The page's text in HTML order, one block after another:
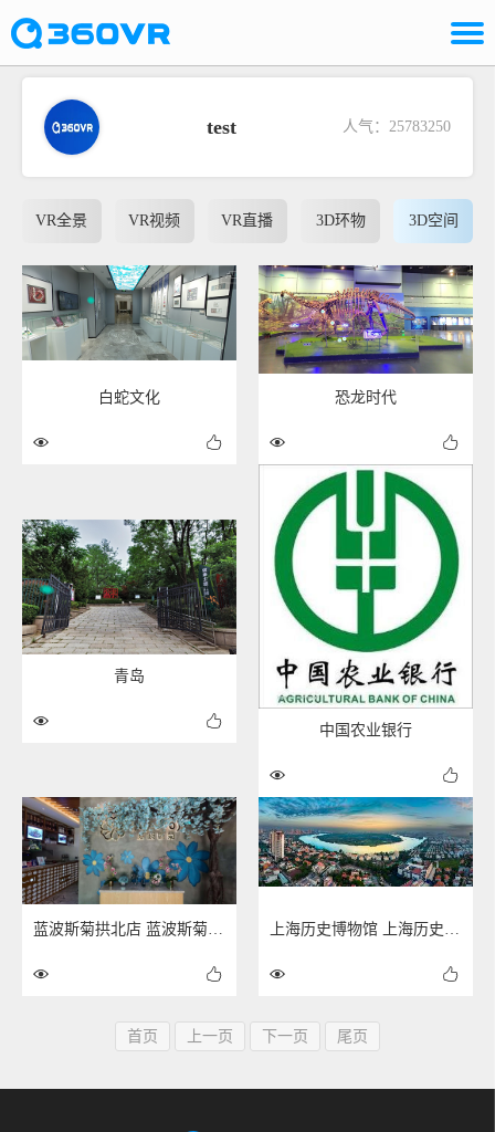
test 人气：25783250
VR全景 VR视频 VR直播 3D环物 3D空间
白蛇文化 恐龙时代
青岛
中国农业银行
蓝波斯菊拱北店 蓝波斯菊拱北店 上海历史博物馆 上海历史博物馆
首页 上一页 下一页 尾页